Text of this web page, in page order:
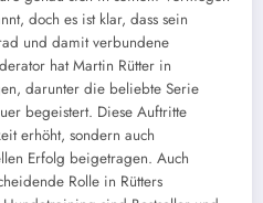
doch es ist klar, dass sein
und damit verbundene
hat Martin Rütter in
darunter die beliebte Serie
begeistert. Diese Auftritte
erhöht, sondern auch
Erfolg beigetragen. Auch
Rolle in Rütters